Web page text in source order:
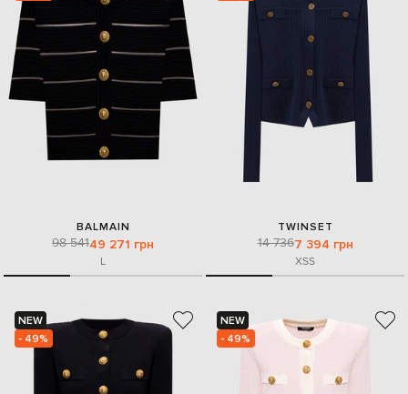
BALMAIN
98 54149 271 грн
L
TWINSET
14 7367 394 грн
XSS
NEW
- 49%
NEW
- 49%